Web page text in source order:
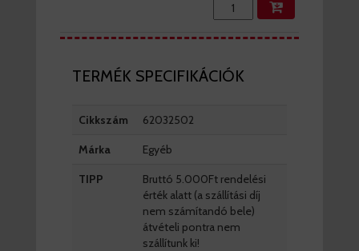
TERMÉK SPECIFIKÁCIÓK
Cikkszám 62032502
Márka Egyéb
TIPP
Bruttó 5.000Ft rendelési
érték alatt (a szállítási díj
nem számítandó bele)
átvételi pontra nem
szállítunk ki!